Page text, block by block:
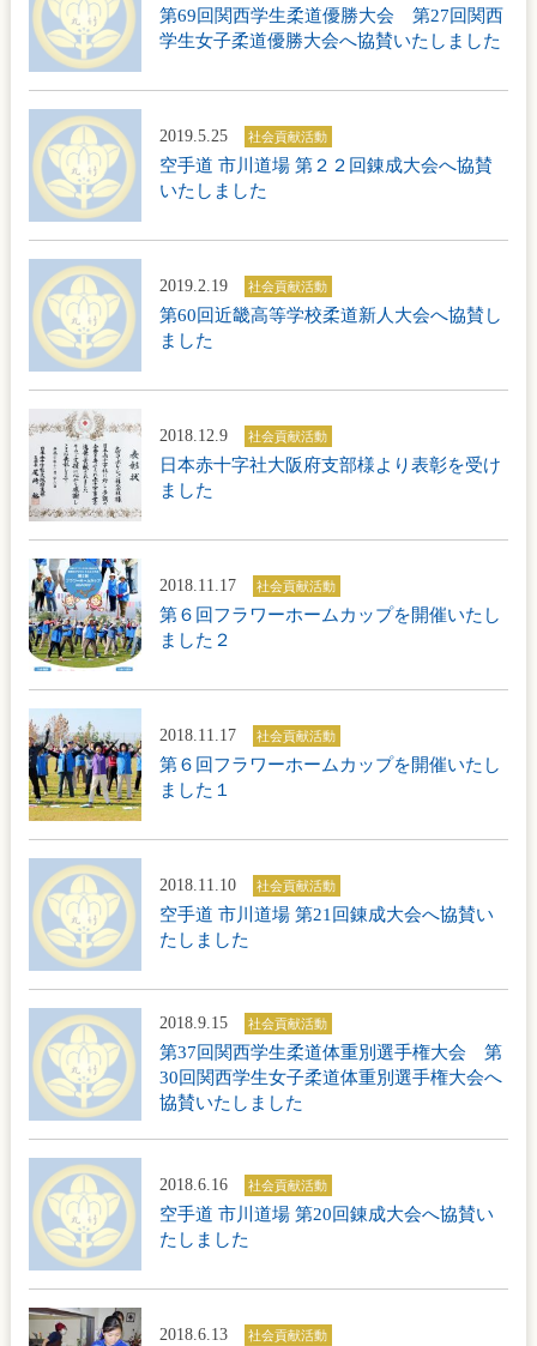
第69回関西学生柔道優勝大会 第27回関西
学生女子柔道優勝大会へ協賛いたしました
2019.5.25 社会貢献活動
空手道 市川道場 第２２回錬成大会へ協賛
いたしました
2019.2.19 社会貢献活動
第60回近畿高等学校柔道新人大会へ協賛し
ました
2018.12.9 社会貢献活動
日本赤十字社大阪府支部様より表彰を受け
ました
2018.11.17 社会貢献活動
第６回フラワーホームカップを開催いたし
ました２
2018.11.17 社会貢献活動
第６回フラワーホームカップを開催いたし
ました１
2018.11.10 社会貢献活動
空手道 市川道場 第21回錬成大会へ協賛い
たしました
2018.9.15 社会貢献活動
第37回関西学生柔道体重別選手権大会 第
30回関西学生女子柔道体重別選手権大会へ
協賛いたしました
2018.6.16 社会貢献活動
空手道 市川道場 第20回錬成大会へ協賛い
たしました
2018.6.13 社会貢献活動